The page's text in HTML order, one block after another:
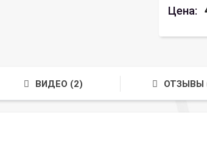
Цена:
ВИДЕО (2) ОТЗЫВЫ